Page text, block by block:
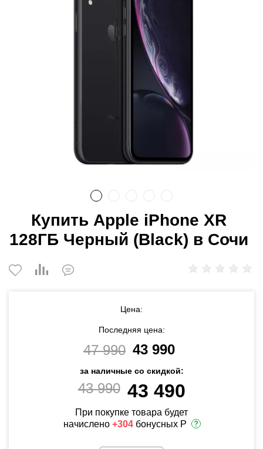
Купить Apple iPhone XR
128ГБ Черный (Black) в Сочи
Цена:
Последняя цена:
47 990 43 990
за наличные со скидкой:
43 990 43 490
При покупке товара будет
начислено +304 бонусных Р